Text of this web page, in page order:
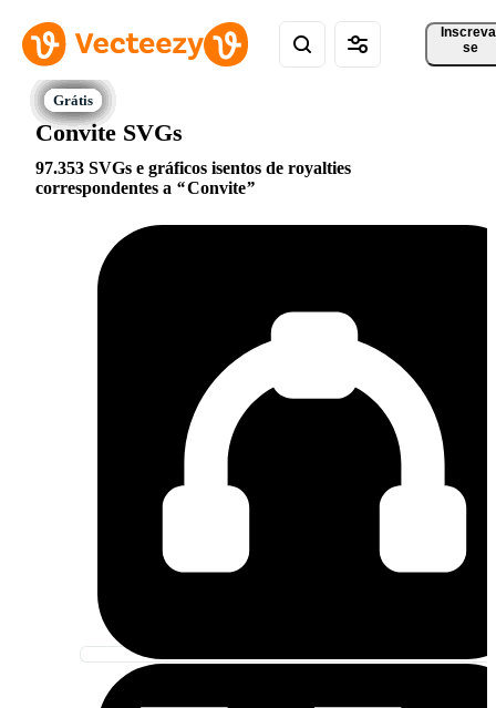
se
Convite SVGs
97.353 SVGs e gráficos isentos de royalties
correspondentes a
Convite